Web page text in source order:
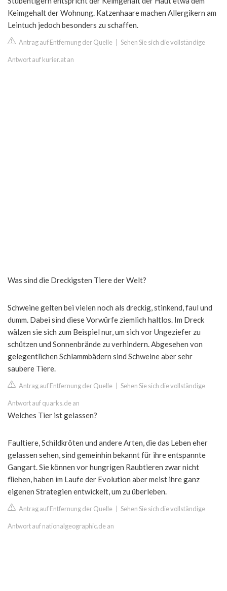
Keimgehalt der Wohnung. Katzenhaare machen Allergikern am
Leintuch jedoch besonders zu schaffen.
Antrag auf Entfernung der Quelle Sehen Sie sich die vollständige
Antwort auf kurier.at an
Was sind die Dreckigsten Tiere der Welt?
Schweine gelten bei vielen noch als dreckig, stinkend, faul und
dumm. Dabei sind diese Vorwürfe ziemlich haltlos. Im Dreck
wälzen sie sich zum Beispiel nur, um sich vor Ungeziefer zu
schützen und Sonnenbrände zu verhindern. Abgesehen von
gelegentlichen Schlammbädern sind Schweine aber sehr
saubere Tiere.
Antrag auf Entfernung der Quelle Sehen Sie sich die vollständige
Antwort auf quarks.de an
Welches Tier ist gelassen?
Faultiere, Schildkröten und andere Arten, die das Leben eher
gelassen sehen, sind gemeinhin bekannt für ihre entspannte
Gangart. Sie können vor hungrigen Raubtieren zwar nicht
fliehen, haben im Laufe der Evolution aber meist ihre ganz
eigenen Strategien entwickelt, um zu überleben.
Antrag auf Entfernung der Quelle Sehen Sie sich die vollständige
Antwort auf nationalgeographic.de an